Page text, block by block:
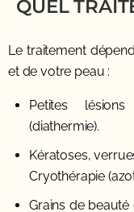
QUEL
Le traitement
et de votre peau :
Petites lésions
(diathermie).
Kératoses,
Cryothérapie
Grains de